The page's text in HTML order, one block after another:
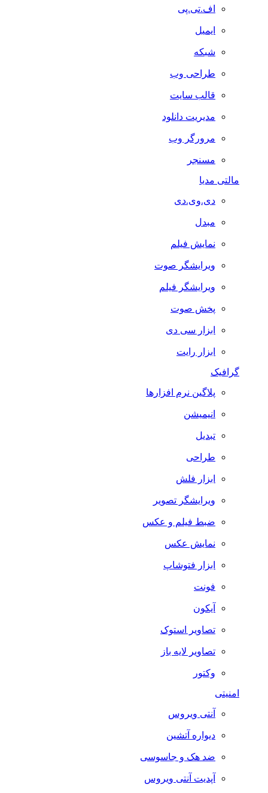
اف.تی.پی
ایمیل
شبکه
طراحی وب
قالب سایت
مدیریت دانلود
مرورگر وب
مسنجر
مالتی مدیا
دی.وی.دی
مبدل
نمایش فیلم
ویرایشگر صوت
ویرایشگر فیلم
پخش صوت
ابزار سی دی
ابزار رایت
گرافیک
پلاگین نرم افزارها
انیمیشن
تبدیل
طراحی
ابزار فلش
ویرایشگر تصویر
ضبط فيلم و عكس
نمایش عکس
ابزار فتوشاپ
فونت
آیکون
تصاویر استوک
تصاویر لایه باز
وکتور
آنتی ویروس
دیواره آتشین
ضد هک و جاسوسی
آپدیت آنتی ویروس